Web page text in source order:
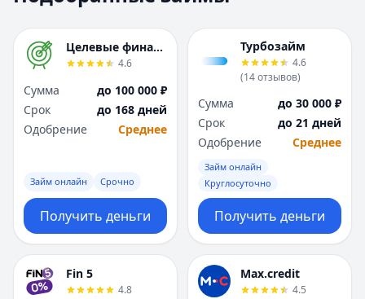
Н
Набережные Челны
Нижний Новгород
Новосибирск
Омск
Оренбург
П
Пенза
Пермь
Р
Ростов-на-Дону
Рязань
Н
Набережные
Нижний Новгород
Новосибирск
Омск
Оренбург
П
Пенза
Пермь
Р
Ростов-на-Дону
Рязань
Целевые финансы
4.6
Сумма
до 100 000 ₽
Срок
до 168 дней
Одобрение
Среднее
Займ онлайн Срочно
Получить деньги
Турбозайм
4.6
(14отзывов)
Сумма
до 30 000 ₽
Срок
до 21 дней
Одобрение
Среднее
Займ онлайн
Круглосуточно
Получить деньги
Fin 5
4.8
Max.credit
4.5